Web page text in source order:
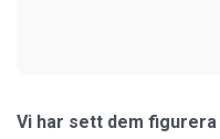
Vi har sett dem figurera